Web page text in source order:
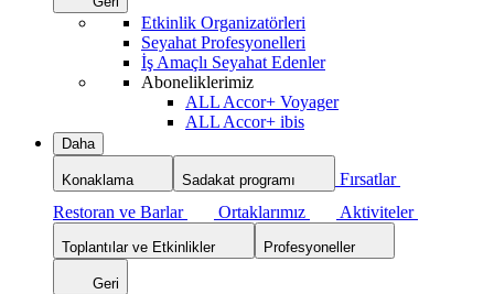
Etkinlik Organizatörleri
Seyahat Profesyonelleri
İş Amaçlı Seyahat Edenler
Aboneliklerimiz
ALL Accor+ Voyager
ALL Accor+ ibis
Daha
Konaklama Sadakat programı
Fırsatlar
Restoran ve Barlar
Ortaklarımız Aktiviteler
Toplantılar ve Etkinlikler Profesyoneller
Geri